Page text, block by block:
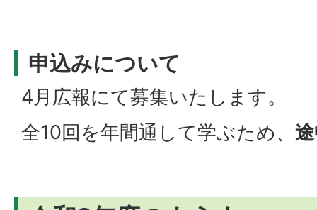
申込みについて
4月広報にて募集いたします。
全10回を年間通して学ぶため、